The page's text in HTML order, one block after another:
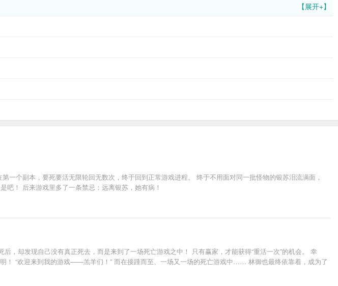
【展开+】
一个副本，要死要活无限轮回无数次，终于回到正常游戏进程。 终于不用面对同一批怪物的银苏泪流满面，
吧！ 后来游戏里多了一条禁忌：远离银苏，她有病！
，却发现自己没有真正死去，而是来到了一场死亡游戏之中！ 只有赢家，才能获得“重活一次”的机会。 幸
！ “欢迎来到我的游戏——羔羊们！” 而在接踵而至、一场又一场的死亡游戏中…… 林御也最终依靠着，成为了